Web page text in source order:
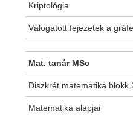
Kriptológia
Válogatott fejezetek a
Mat. tanár MSc
Diszkrét matematika
Matematika alapjai